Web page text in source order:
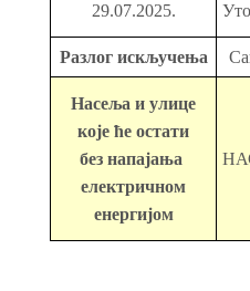
29.07.2025.
Разлог искључења
Насеља и улице
које ће остати
без напајања
електричном
енергијом